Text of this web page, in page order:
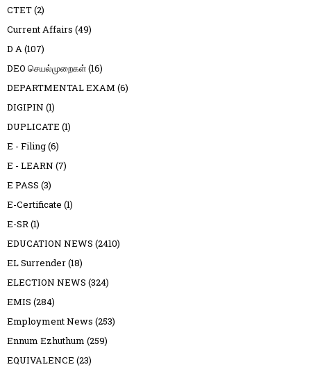
CTET(2)
Current Affairs (49)
D A(107)
DEO செயல்முறைகள்(16)
DEPARTMENTAL EXAM (6)
DIGIPIN (1)
DUPLICATE (1)
E - Filing(6)
E - LEARN (7)
E PASS (3)
E-Certificate (1)
E-SR(1)
EDUCATION NEWS (2410)
EL Surrender(18)
ELECTION NEWS (324)
EMIS (284)
Employment News (253)
Ennum Ezhuthum (259)
EQUIVALENCE (23)